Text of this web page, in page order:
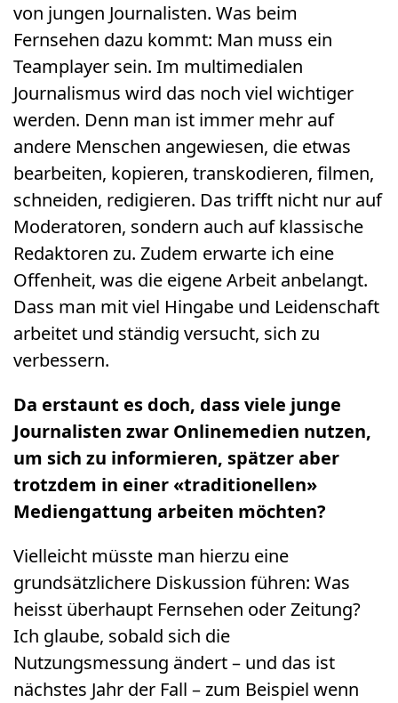
von jungen Journalisten. Was beim
Fernsehen dazu kommt: Man muss ein
Teamplayer sein. Im multimedialen
Journalismus wird das noch viel wichtiger
werden. Denn man ist immer mehr auf
andere Menschen angewiesen, die etwas
bearbeiten, kopieren, transkodieren, filmen,
schneiden, redigieren. Das trifft nicht nur auf
Moderatoren, sondern auch auf klassische
Redaktoren zu. Zudem erwarte ich eine
Offenheit, was die eigene Arbeit anbelangt.
Dass man mit viel Hingabe und Leidenschaft
arbeitet und ständig versucht, sich zu
verbessern.
Da erstaunt es doch, dass viele junge
Journalisten zwar Onlinemedien nutzen,
um sich zu informieren, spätzer aber
trotzdem in einer «traditionellen»
Mediengattung arbeiten möchten?
Vielleicht müsste man hierzu eine
grundsätzlichere Diskussion führen: Was
heisst überhaupt Fernsehen oder Zeitung?
Ich glaube, sobald sich die
Nutzungsmessung ändert – und das ist
nächstes Jahr der Fall – zum Beispiel wenn